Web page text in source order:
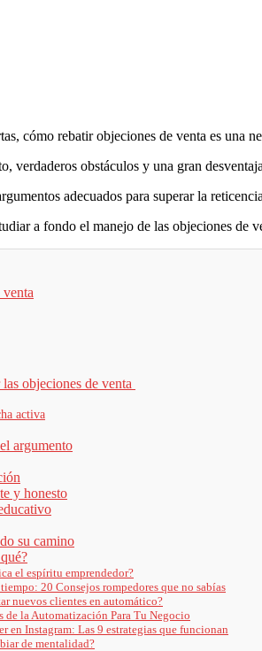
cómo rebatir objeciones de venta es una
verdaderos obstáculos y una gran
adecuados para superar la
a fondo el manejo de las objeciones de
objeciones de venta
activa
argumento
y honesto
su camino
el espíritu emprendedor?
20 Consejos rompedores que no sabías
nuevos clientes en automático?
de la Automatización Para Tu Negocio
en Instagram: Las 9 estrategias que funcionan
de mentalidad?